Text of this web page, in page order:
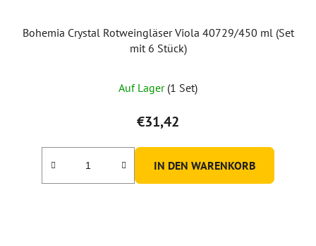
Bohemia Crystal Rotweingläser Viola 40729/450 ml (Set
mit 6 Stück)
Auf Lager (1 Set)
€31,42
IN DEN WARENKORB